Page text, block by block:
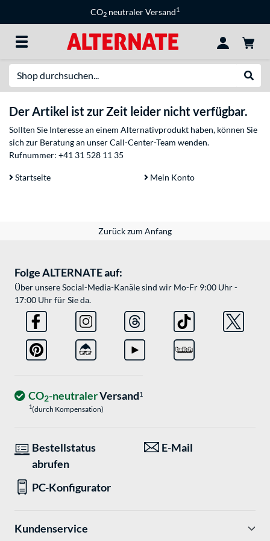
CO2 neutraler Versand1
Der Artikel ist zur Zeit leider nicht verfügbar.
Sollten Sie Interesse an einem Alternativprodukt haben, können Sie
sich zur Beratung an unser Call-Center-Team wenden.
Rufnummer: +41 31 528 11 35
Startseite Mein Konto
Zurück zum Anfang
Folge ALTERNATE auf:
Über unsere Social-Media-Kanäle sind wir Mo-Fr 9:00 Uhr -
17:00 Uhr für Sie da.
CO2-neutralerVersand1
1(durch Kompensation)
Bestellstatus
abrufen
E-Mail
PC-Konfigurator
Kundenservice